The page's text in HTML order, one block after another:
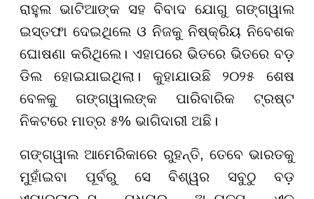
ରାହୁଲ ଭାଟିଆଙ୍କ ସହ ବିବାଦ ଯୋଗୁ ଗଙ୍ଗୱାଲ
ଇସ୍ତଫା ଦେଇଥିଲେ ଓ ନିଜକୁ ନିଷ୍କ୍ରିୟ ନିବେଶକ
ଘୋଷଣା କରିଥିଲେ। ଏହାପରେ ଭିତରେ ଭିତରେ ବଡ଼
ଡିଲ ହୋଇଯାଇଥିଲା। କୁହାଯାଉଛି ୨୦୨୫ ଶେଷ
ବେଳକୁ ଗଙ୍ଗୱାଲଙ୍କ ପାରିବାରିକ ଟ୍ରଷ୍ଟ
ନିକଟରେ ମାତ୍ର ୫% ଭାଗିଦାରୀ ଅଛି।
ଗଙ୍ଗୱାଲ ଆମେରିକାରେ ରୁହନ୍ତି, ତେବେ ଭାରତକୁ
ମୁହାଁଇବା ପୂର୍ବରୁ ସେ ବିଶ୍ୱର ସବୁଠୁ ବଡ଼